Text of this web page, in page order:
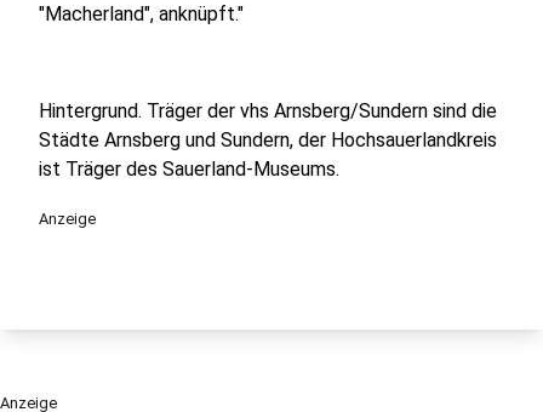
"Macherland", anknüpft."
Hintergrund. Träger der vhs Arnsberg/Sundern sind die
Städte Arnsberg und Sundern, der Hochsauerlandkreis
ist Träger des Sauerland-Museums.
Anzeige
Anzeige